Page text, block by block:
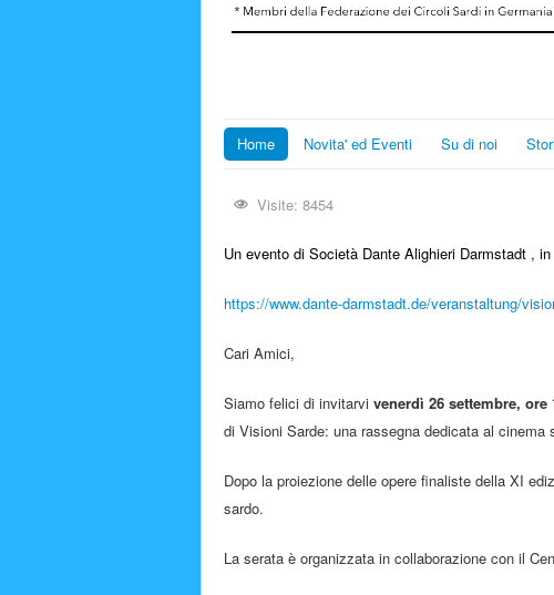
Home Novita' ed Eventi Su di noi
Visite: 8454
Un evento di Società Dante Alighieri Darmstadt ,
https://www.dante-darmstadt.de/veranstaltung/
Cari Amici,
Siamo felici di invitarvi venerdì 26 settembre, ore
di Visioni Sarde: una rassegna dedicata al cinema
Dopo la proiezione delle opere finaliste della XI
sardo.
La serata è organizzata in collaborazione con il